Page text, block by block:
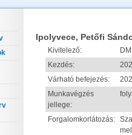
Ipolyvece, Petőfi
Kivitelező:
Kezdés:
Várható befejezés:
Munkavégzés
jellege:
Forgalomkorlátozás: